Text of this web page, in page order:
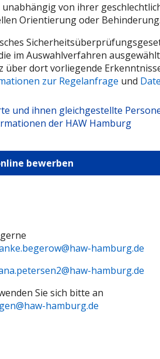
von ihrer
Orientierung oder Behinderung.
im Auswahlverfahren
dort vorliegende
zur Regelanfrage und
und ihnen gleichgestellte
der HAW Hamburg
bewerben
hamburg.de
hamburg.de
Sie sich bitte an
hamburg.de